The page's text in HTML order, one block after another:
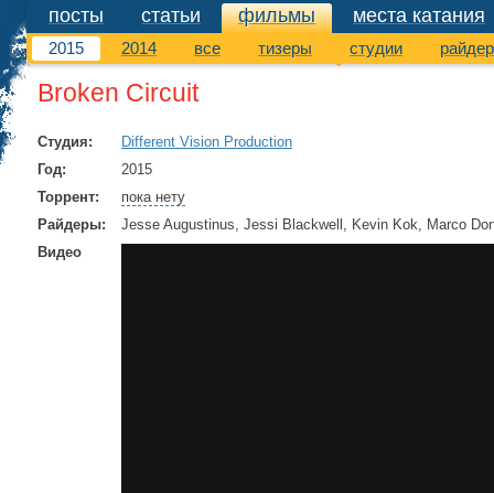
посты статьи фильмы
фильмы места катания
2015 2014 все тизеры студии
Broken Circuit
Студия:
Different Vision Production
Год:
2015
Торрент:
пока нету
Райдеры:
Jesse Augustinus, Jessi Blackwell, Kevin Kok, Marco
Видео